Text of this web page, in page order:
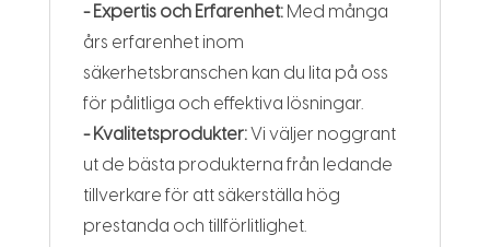
- Expertis och Erfarenhet:Med många
års erfarenhet inom
säkerhetsbranschen kan du lita på oss
för pålitliga och effektiva lösningar.
- Kvalitetsprodukter:Vi väljer noggrant
ut de bästa produkterna från ledande
tillverkare för att säkerställa hög
prestanda och tillförlitlighet.